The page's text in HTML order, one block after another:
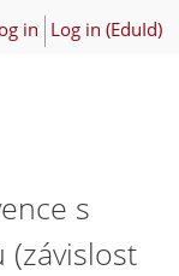
in Log in (EduId)
s
(závislost